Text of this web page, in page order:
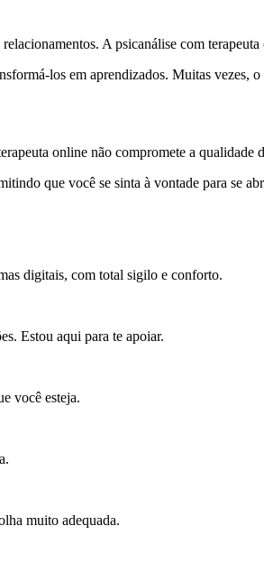
A psicanálise com
los em aprendizados. Muitas vezes,
online não compromete a
que você se sinta à vontade para se
digitais, com total sigilo e conforto.
Estou aqui para te apoiar.
você esteja.
muito adequada.